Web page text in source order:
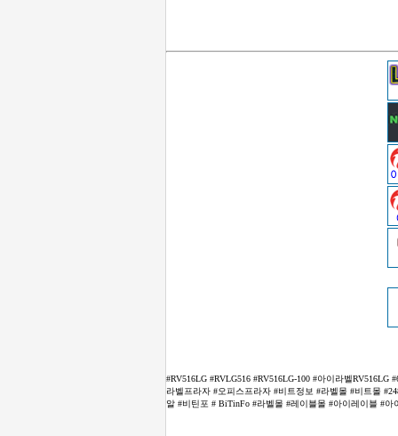
#RV516LG #RVLG516 #RV516LG-100 #아이라벨
라벨프라자 #오피스프라자 #비트정보 #라벨몰 #비트몰
알 #비틴포 # BiTinFo #라벨몰 #레이블몰 #아이레이블 #아